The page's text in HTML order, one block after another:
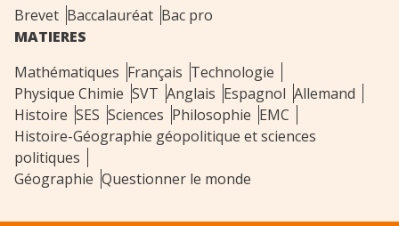
Brevet Baccalauréat Bac pro
MATIERES
Mathématiques Français Technologie
Physique Chimie SVT Anglais Espagnol Allemand
Histoire SES Sciences Philosophie EMC
Histoire-Géographie géopolitique et sciences
politiques
Géographie Questionner le monde